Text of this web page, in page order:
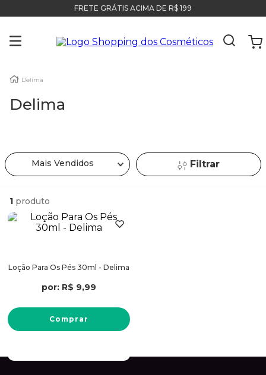
FRETE GRÁTIS ACIMA DE R$ 199
Delima
Delima
Mais Vendidos Filtrar
1 produto
Loção Para Os Pés 30ml - Delima
por: R$ 9,99
Comprar